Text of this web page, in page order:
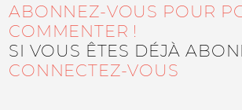
ABONNEZ-VOUS POUR
COMMENTER !
SI VOUS ÊTES DÉJÀ
CONNECTEZ-VOUS